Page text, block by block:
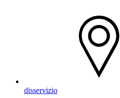
disservizio